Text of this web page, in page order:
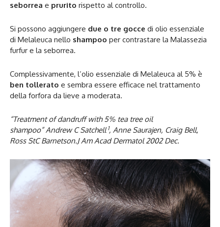
seborrea e prurito rispetto al controllo.
Si possono aggiungere due o tre gocce di olio essenziale
di Melaleuca nello shampoo per contrastare la Malassezia
furfur e la seborrea.
Complessivamente, l’olio essenziale di Melaleuca al 5% è
ben tollerato e sembra essere efficace nel trattamento
della forfora da lieve a moderata.
“Treatment of dandruff with 5% tea tree oil
shampoo” Andrew C Satchell1, Anne Saurajen, Craig Bell,
Ross StC Barnetson.J Am Acad Dermatol 2002 Dec.